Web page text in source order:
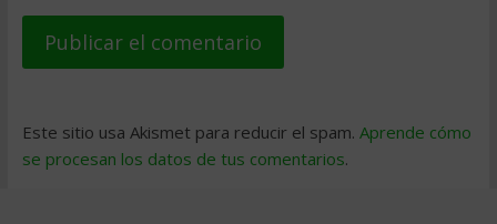
Este sitio usa Akismet para reducir el spam. Aprende cómo
se procesan los datos de tus comentarios.